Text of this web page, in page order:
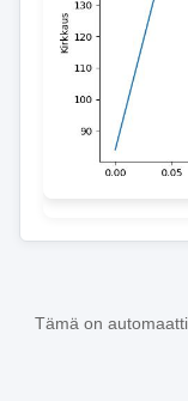
Tämä on